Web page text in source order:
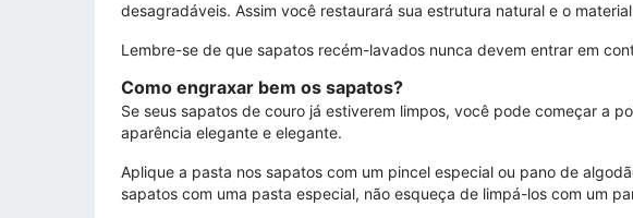
desagradáveis. Assim você restaurará sua estrutura natural e o
Lembre-se de que sapatos recém-lavados nunca devem entrar em
Como engraxar bem os sapatos?
Se seus sapatos de couro já estiverem limpos, você pode começar a
aparência elegante e elegante.
Aplique a pasta nos sapatos com um pincel especial ou pano de
sapatos com uma pasta especial, não esqueça de limpá-los com um